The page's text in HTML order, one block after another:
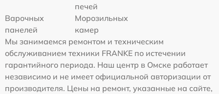
печей
Варочных
панелей
Морозильных
камер
Мы занимаемся ремонтом и техническим
обслуживанием техники FRANKE по истечении
гарантийного периода. Наш центр в Омске работает
независимо и не имеет официальной авторизации от
производителя. Цены на ремонт, указанные на сайте,